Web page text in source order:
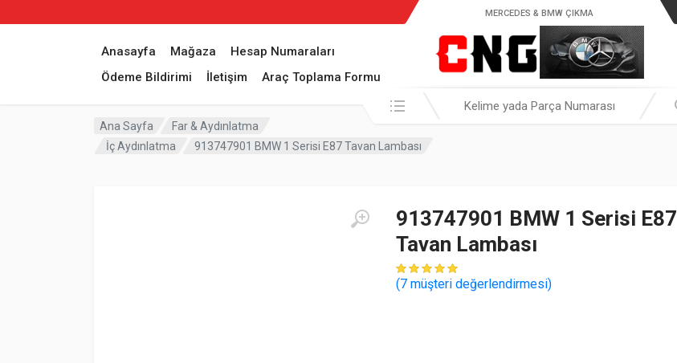
Anasayfa Mağaza
Hesap Numaraları
Ödeme Bildirimi
İletişim Araç Toplama Formu
MERCEDES & BMW ÇIKMA
Araştır:
Ana Sayfa
Far & Aydınlatma
İç Aydınlatma
913747901 BMW 1 Serisi E87 Tavan Lambası
913747901 BMW 1 Serisi E87
Tavan Lambası
müşteri puanına dayanarak 5 üzerinden
(7 müşteri değerlendirmesi)